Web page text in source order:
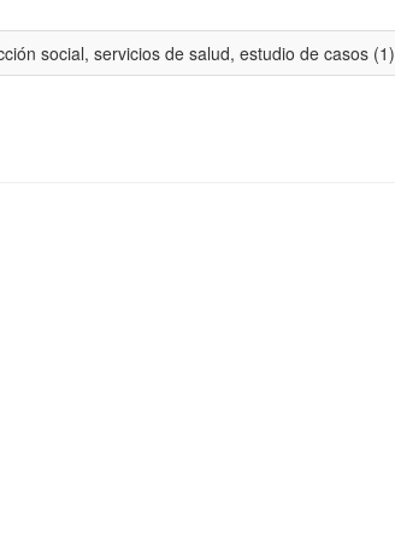
social, servicios de salud, estudio de casos (1)